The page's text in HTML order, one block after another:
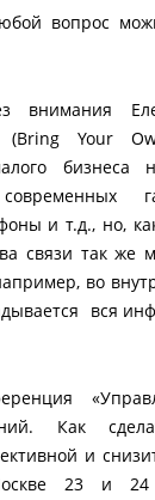
вопрос
внимания
(Bring Your
бизнеса
современных
и т.д., но,
связи так же
во
вся
Как
и
23 и 24